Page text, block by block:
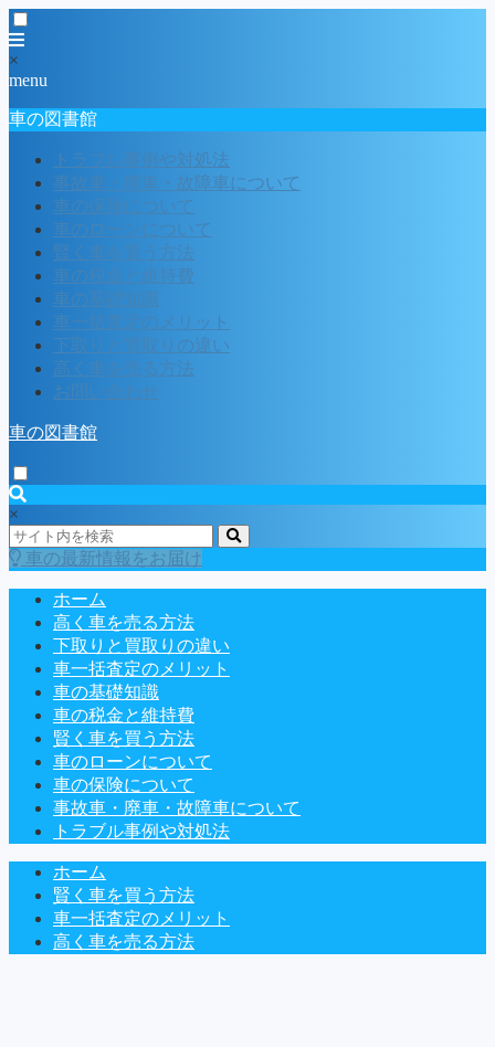
×
menu
車の図書館
トラブル事例や対処法
事故車・廃車・故障車について
車の保険について
車のローンについて
賢く車を買う方法
車の税金と維持費
車の基礎知識
車一括査定のメリット
下取りと買取りの違い
高く車を売る方法
お問い合わせ
車の図書館
×
車の最新情報をお届け
ホーム
高く車を売る方法
下取りと買取りの違い
車一括査定のメリット
車の基礎知識
車の税金と維持費
賢く車を買う方法
車のローンについて
車の保険について
事故車・廃車・故障車について
トラブル事例や対処法
ホーム
賢く車を買う方法
車一括査定のメリット
高く車を売る方法